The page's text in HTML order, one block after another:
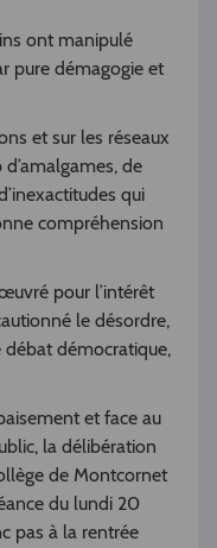
ont manipulé
pure démagogie et
et sur les réseaux
de
qui
compréhension
pour l’intérêt
le désordre,
démocratique,
et face au
la délibération
de Montcornet
du lundi 20
pas à la rentrée